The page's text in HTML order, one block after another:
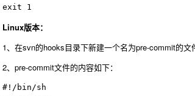
Linux版本：
1、在svn的hooks目录下新建一个名为pre-commit的文
2、pre-commit文件的内容如下：
#!/bin/sh